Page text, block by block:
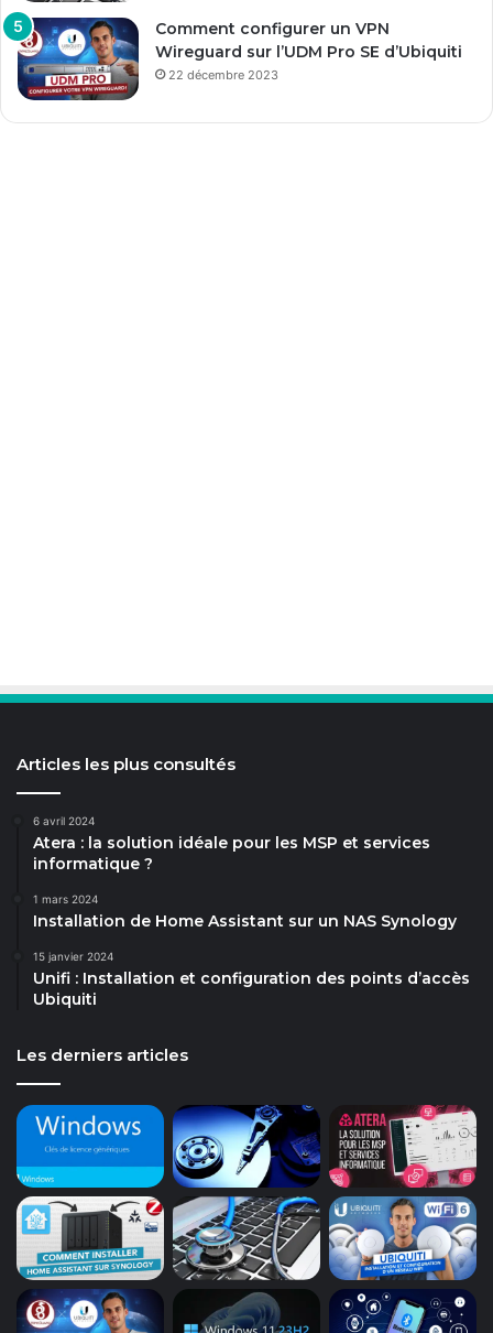
Comment configurer un VPN
Wireguard sur l’UDM Pro SE d’Ubiquiti
22 décembre 2023
Articles les plus consultés
6 avril 2024
Atera : la solution idéale pour les MSP et services
informatique ?
1 mars 2024
Installation de Home Assistant sur un NAS Synology
15 janvier 2024
Unifi : Installation et configuration des points d’accès
Ubiquiti
Les derniers articles